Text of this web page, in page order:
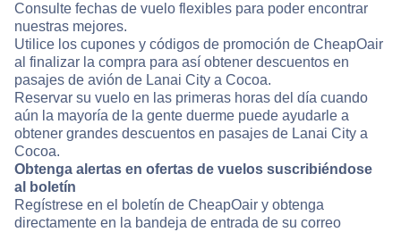
Consulte fechas de vuelo flexibles para poder encontrar
nuestras mejores.
Utilice los cupones y códigos de promoción de CheapOair
al finalizar la compra para así obtener descuentos en
pasajes de avión de Lanai City a Cocoa.
Reservar su vuelo en las primeras horas del día cuando
aún la mayoría de la gente duerme puede ayudarle a
obtener grandes descuentos en pasajes de Lanai City a
Cocoa.
Obtenga alertas en ofertas de vuelos suscribiéndose
al boletín
Regístrese en el boletín de CheapOair y obtenga
directamente en la bandeja de entrada de su correo